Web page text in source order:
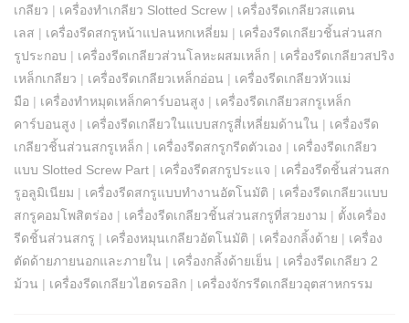
เกลียว | เครื่องทำเกลียว Slotted Screw | เครื่องรีดเกลียวสแตน
เลส | เครื่องรีดสกรูหน้าแปลนหกเหลี่ยม | เครื่องรีดเกลียวชิ้นส่วนสก
รูประกอบ | เครื่องรีดเกลียวส่วนโลหะผสมเหล็ก | เครื่องรีดเกลียวสปริง
เหล็กเกลียว | เครื่องรีดเกลียวเหล็กอ่อน | เครื่องรีดเกลียวหัวแม่
มือ | เครื่องทำหมุดเหล็กคาร์บอนสูง | เครื่องรีดเกลียวสกรูเหล็ก
คาร์บอนสูง | เครื่องรีดเกลียวในแบบสกรูสี่เหลี่ยมด้านใน | เครื่องรีด
เกลียวชิ้นส่วนสกรูเหล็ก | เครื่องรีดสกรูกรีดตัวเอง | เครื่องรีดเกลียว
แบบ Slotted Screw Part | เครื่องรีดสกรูประแจ | เครื่องรีดชิ้นส่วนสก
รูอลูมิเนียม | เครื่องรีดสกรูแบบทำงานอัตโนมัติ | เครื่องรีดเกลียวแบบ
สกรูคอมโพสิตร่อง | เครื่องรีดเกลียวชิ้นส่วนสกรูที่สวยงาม | ตั้งเครื่อง
รีดชิ้นส่วนสกรู | เครื่องหมุนเกลียวอัตโนมัติ | เครื่องกลิ้งด้าย | เครื่อง
ตัดด้ายภายนอกและภายใน | เครื่องกลิ้งด้ายเย็น | เครื่องรีดเกลียว 2
ม้วน | เครื่องรีดเกลียวไฮดรอลิก | เครื่องจักรรีดเกลียวอุตสาหกรรม